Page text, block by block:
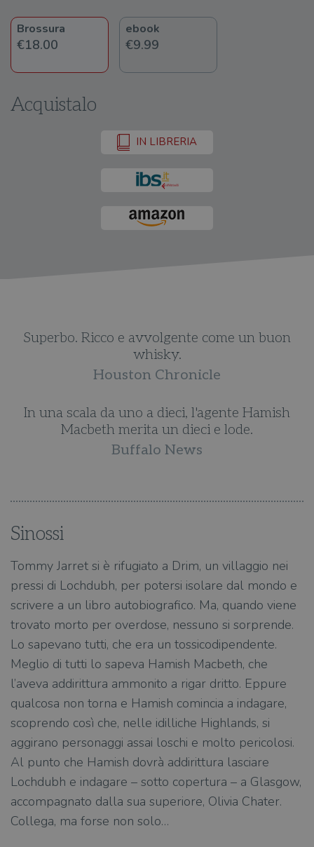
Brossura
€18.00
ebook
€9.99
Acquistalo
IN LIBRERIA
Superbo. Ricco e avvolgente come un buon
whisky.
Houston Chronicle
In una scala da uno a dieci, l'agente Hamish
Macbeth merita un dieci e lode.
Buffalo News
Sinossi
Tommy Jarret si è rifugiato a Drim, un villaggio nei
pressi di Lochdubh, per potersi isolare dal mondo e
scrivere a un libro autobiografico. Ma, quando viene
trovato morto per overdose, nessuno si sorprende.
Lo sapevano tutti, che era un tossicodipendente.
Meglio di tutti lo sapeva Hamish Macbeth, che
l’aveva addirittura ammonito a rigar dritto. Eppure
qualcosa non torna e Hamish comincia a indagare,
scoprendo così che, nelle idilliche Highlands, si
aggirano personaggi assai loschi e molto pericolosi.
Al punto che Hamish dovrà addirittura lasciare
Lochdubh e indagare – sotto copertura – a Glasgow,
accompagnato dalla sua superiore, Olivia Chater.
Collega, ma forse non solo…